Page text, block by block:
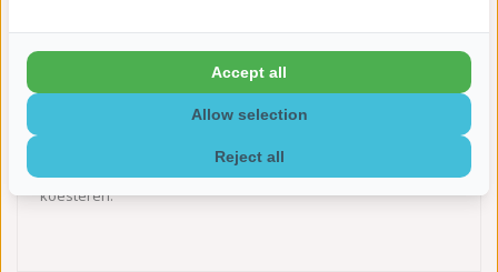
Op zoek naar een betekenisvolle manier om de herinnering
aan uw dierbare te bewaren? Bij UitvaartUniq.nl vindt u een
prachtige collectie urnen, mini urnen en
begrijpen de waarde van een persoonlijk aandenken en
bieden u unieke producten van hoogwaardige kwaliteit. Onze
en worden met zorg vervaardigd. Laat ons u helpen om de
herinnering aan uw geliefde op een bijzondere manier te
koesteren.
Reject all
Allow selection
Accept all